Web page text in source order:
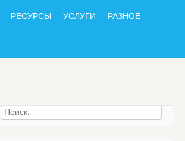
РЕСУРСЫ УСЛУГИ РАЗНОЕ
Найти: